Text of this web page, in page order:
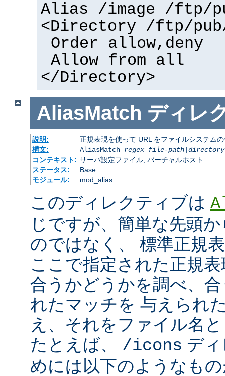
Alias /image /ftp/
<Directory /ftp/pub/
Order allow,deny
Allow from all
</Directory>
AliasMatch ディレ
説明:
正規表現を使って URL をファイルシステム
構文:
AliasMatch regex file-path|
コンテキスト: サーバ設定ファイル, バーチャルホスト
ステータス:
Base
モジュール:
mod_alias
このディレクティブは
じですが、簡単な先頭
のではなく、 標準正規
ここで指定された正規
合うかどうかを調べ、
れたマッチを 与えられ
え、それをファイル名
たとえば、 /icons デ
めには以下のようなも